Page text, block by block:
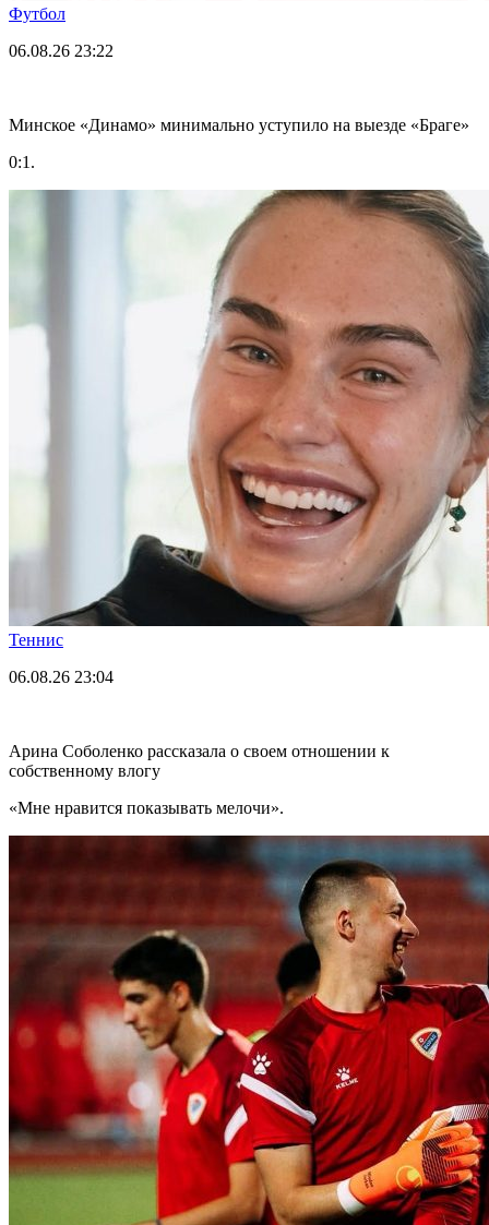
Футбол
06.08.26 23:22
Минское «Динамо» минимально уступило на выезде «Браге»
0:1.
Теннис
06.08.26 23:04
Арина Соболенко рассказала о своем отношении к
собственному влогу
«Мне нравится показывать мелочи».